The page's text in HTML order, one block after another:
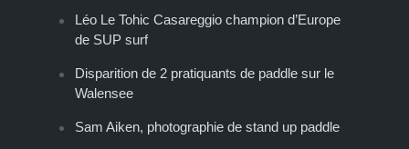
Léo Le Tohic Casareggio champion d’Europe
de SUP surf
Disparition de 2 pratiquants de paddle sur le
Walensee
Sam Aiken, photographie de stand up paddle